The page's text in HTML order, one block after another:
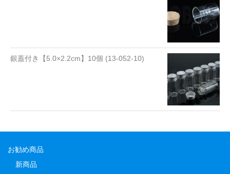
銀蓋付き【5.0×2.2cm】10個 (13-052-10)
お勧め商品
新商品